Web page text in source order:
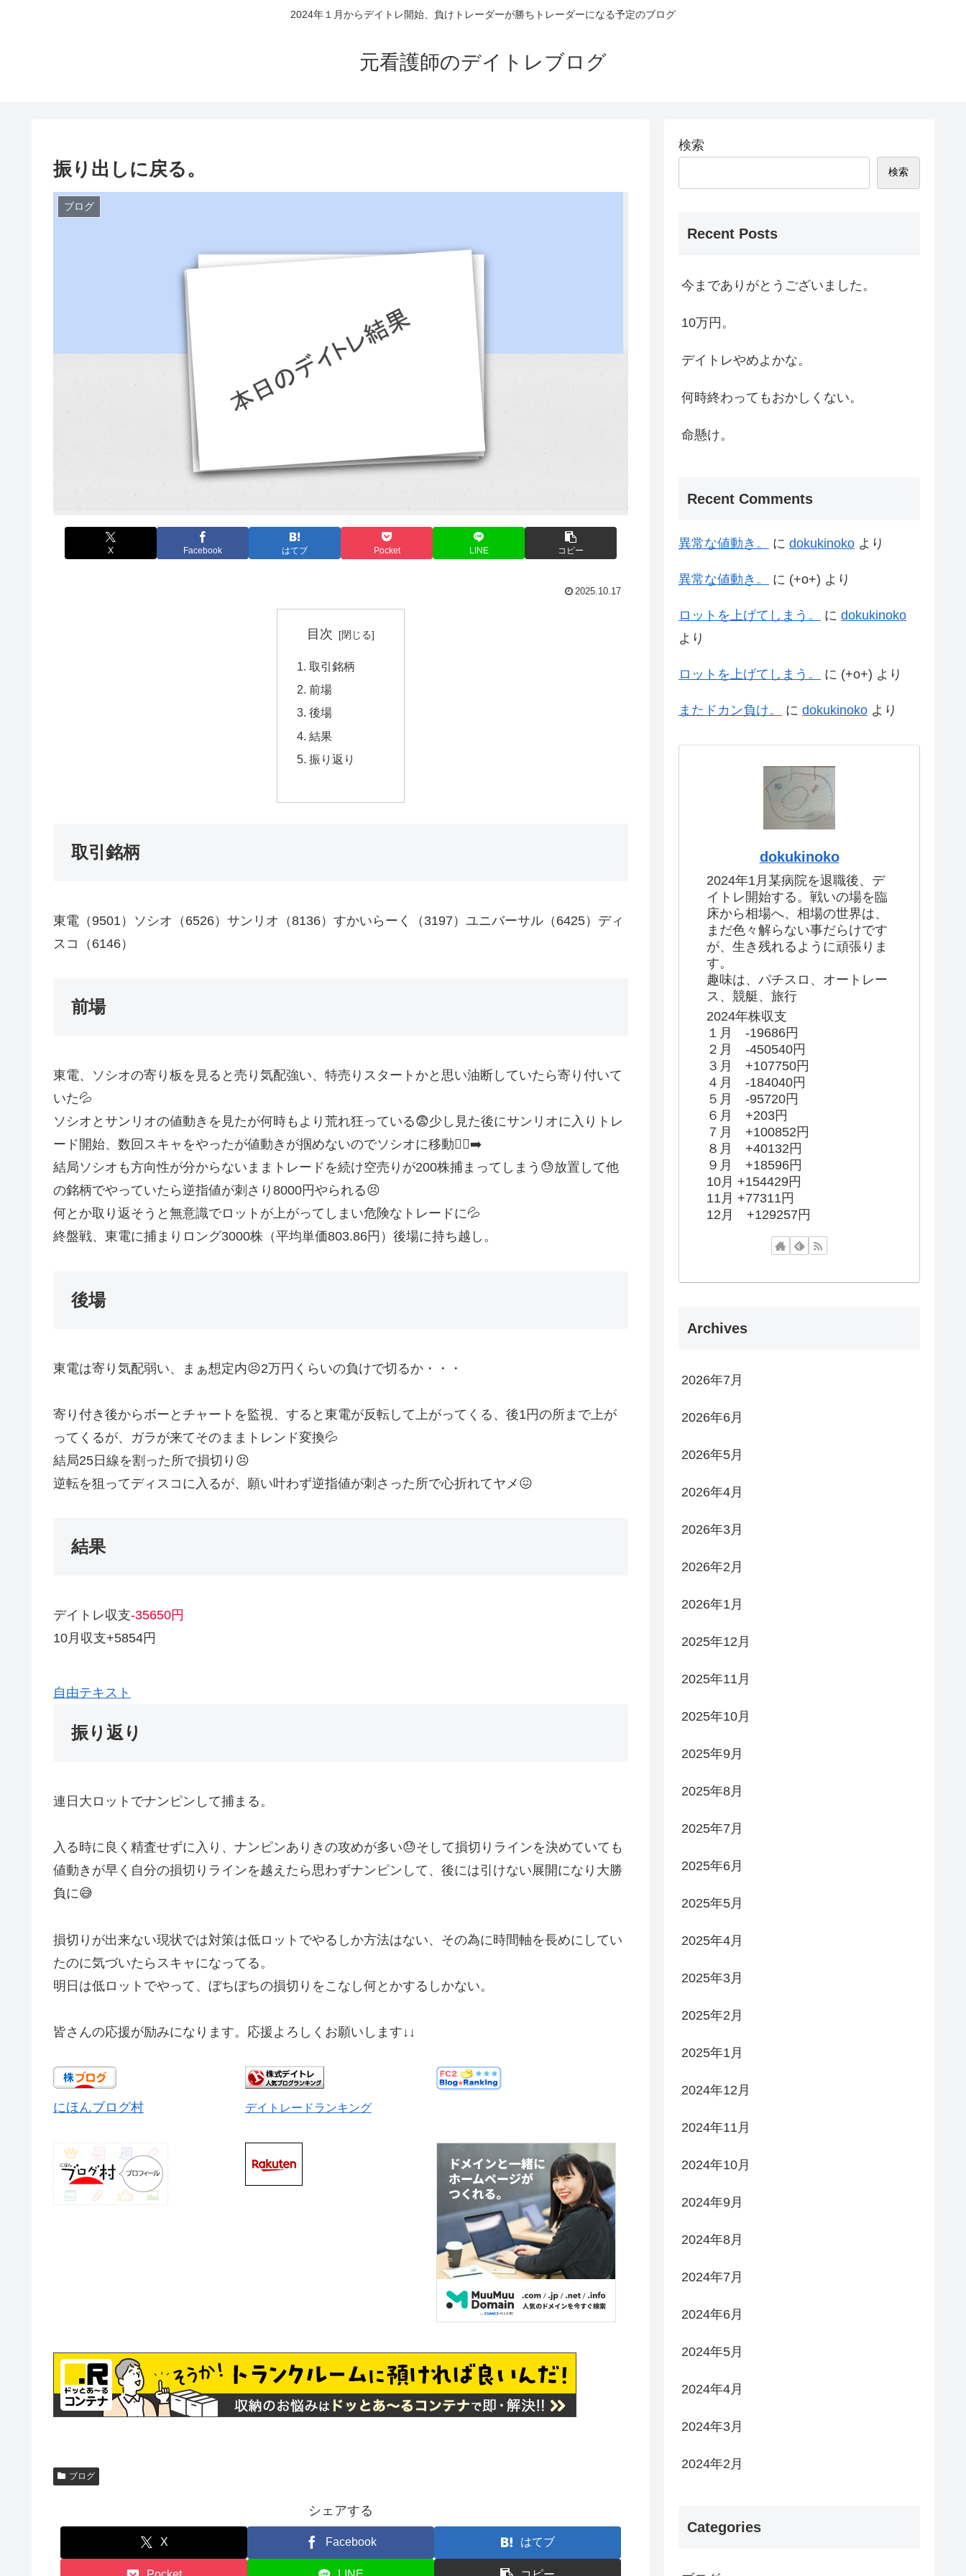
2024年１月からデイトレ開始、負けトレーダーが勝ちトレーダーになる予定のブログ
元看護師のデイトレブログ
振り出しに戻る。
ブログ
X Facebook はてブ Pocket LINE コピー
2025.10.17
目次
取引銘柄
前場
後場
結果
振り返り
取引銘柄
東電（9501）ソシオ（6526）サンリオ（8136）すかいらーく（3197）ユニバーサル（6425）ディ
スコ（6146）
前場
東電、ソシオの寄り板を見ると売り気配強い、特売りスタートかと思い油断していたら寄り付いて
いた💦
ソシオとサンリオの値動きを見たが何時もより荒れ狂っている😨少し見た後にサンリオに入りトレ
ード開始、数回スキャをやったが値動きが掴めないのでソシオに移動🏃‍♂️‍➡️
結局ソシオも方向性が分からないままトレードを続け空売りが200株捕まってしまう😓放置して他
の銘柄でやっていたら逆指値が刺さり8000円やられる😣
何とか取り返そうと無意識でロットが上がってしまい危険なトレードに💦
終盤戦、東電に捕まりロング3000株（平均単価803.86円）後場に持ち越し。
後場
東電は寄り気配弱い、まぁ想定内😣2万円くらいの負けで切るか・・・
寄り付き後からボーとチャートを監視、すると東電が反転して上がってくる、後1円の所まで上が
ってくるが、ガラが来てそのままトレンド変換💦
結局25日線を割った所で損切り😣
逆転を狙ってディスコに入るが、願い叶わず逆指値が刺さった所で心折れてヤメ😖
結果
デイトレ収支-35650円
10月収支+5854円
自由テキスト
振り返り
連日大ロットでナンピンして捕まる。
入る時に良く精査せずに入り、ナンピンありきの攻めが多い😓そして損切りラインを決めていても
値動きが早く自分の損切りラインを越えたら思わずナンピンして、後には引けない展開になり大勝
負に😅
損切りが出来ない現状では対策は低ロットでやるしか方法はない、その為に時間軸を長めにしてい
たのに気づいたらスキャになってる。
明日は低ロットでやって、ぼちぼちの損切りをこなし何とかするしかない。
皆さんの応援が励みになります。応援よろしくお願いします↓↓
にほんブログ村 デイトレードランキング
ブログ
シェアする
X Facebook はてブ
検索
検索
Recent Posts
今までありがとうございました。
10万円。
デイトレやめよかな。
何時終わってもおかしくない。
命懸け。
Recent Comments
異常な値動き。 に dokukinoko より
異常な値動き。 に (+o+) より
ロットを上げてしまう。 に dokukinoko
より
ロットを上げてしまう。 に (+o+) より
またドカン負け。 に dokukinoko より
dokukinoko
2024年1月某病院を退職後、デ
イトレ開始する。戦いの場を臨
床から相場へ、相場の世界は、
まだ色々解らない事だらけです
が、生き残れるように頑張りま
す。
趣味は、パチスロ、オートレー
ス、競艇、旅行
2024年株収支
１月 -19686円
２月 -450540円
３月 +107750円
４月 -184040円
５月 -95720円
６月 +203円
７月 +100852円
８月 +40132円
９月 +18596円
10月 +154429円
11月 +77311円
12月 +129257円
Archives
2026年7月
2026年6月
2026年5月
2026年4月
2026年3月
2026年2月
2026年1月
2025年12月
2025年11月
2025年10月
2025年9月
2025年8月
2025年7月
2025年6月
2025年5月
2025年4月
2025年3月
2025年2月
2025年1月
2024年12月
2024年11月
2024年10月
2024年9月
2024年8月
2024年7月
2024年6月
2024年5月
2024年4月
2024年3月
2024年2月
Categories